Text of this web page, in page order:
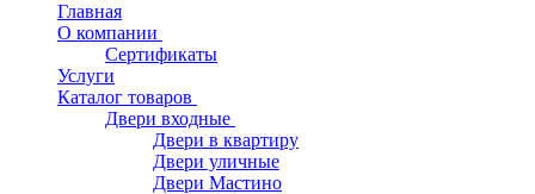
Главная
О компании
Сертификаты
Услуги
Каталог товаров
Двери входные
Двери в квартиру
Двери уличные
Двери Мастино